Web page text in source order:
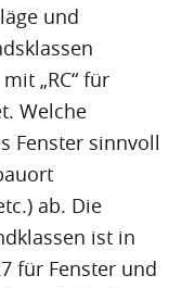
und
„RC“ für
Welche
Fenster sinnvoll
ab. Die
ist in
für Fenster und